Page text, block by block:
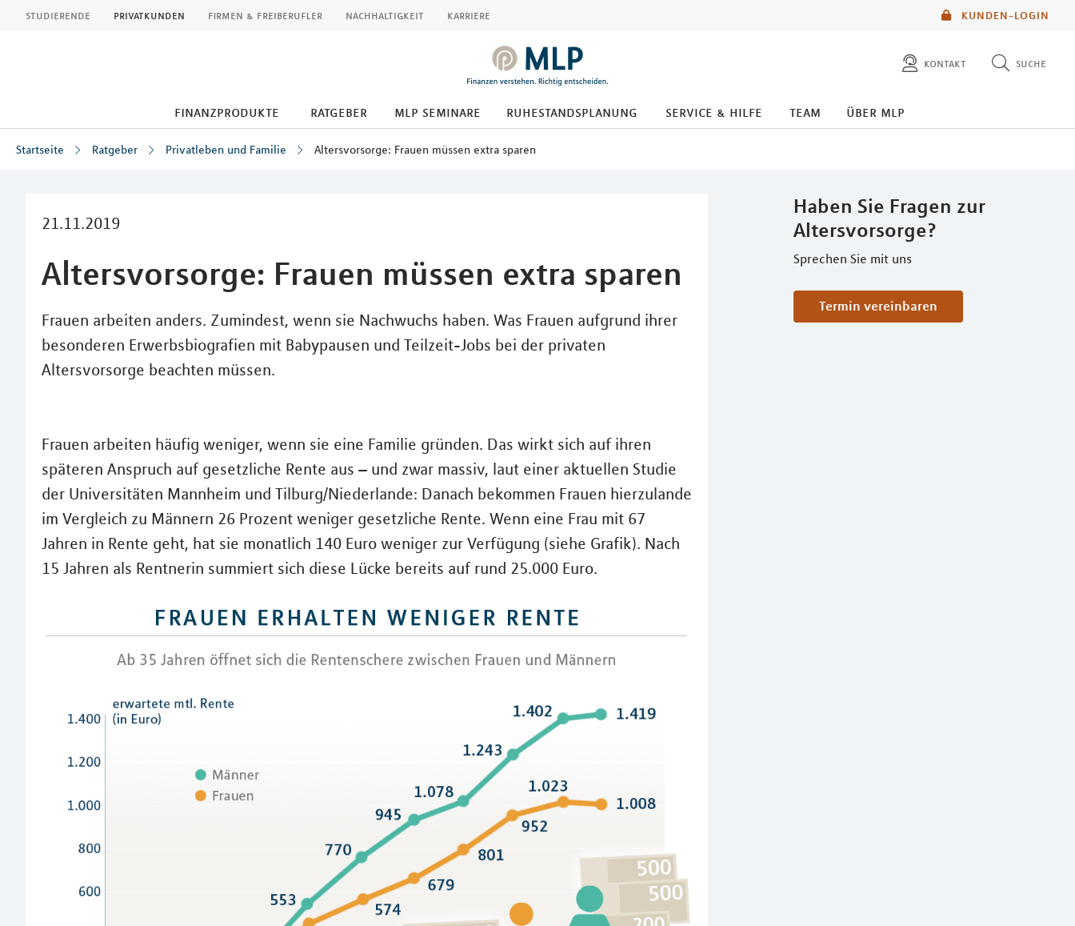
KUNDEN-LOGIN
studierende privatkunden firmen & freiberufler nachhaltigkeit karriere
kontakt suche
diese website durchsuchen
finanzprodukte ratgeber mlp seminare ruhestandsplanung service & hilfe team über mlp
Startseite Ratgeber Privatleben und Familie Altersvorsorge: Frauen müssen extra sparen
21.11.2019
Altersvorsorge: Frauen müssen extra sparen
Frauen arbeiten anders. Zumindest, wenn sie Nachwuchs haben. Was Frauen aufgrund ihrer
besonderen Erwerbsbiografien mit Babypausen und Teilzeit-Jobs bei der privaten
Altersvorsorge beachten müssen.
Haben Sie Fragen zur
Altersvorsorge?
Sprechen Sie mit uns
Termin vereinbaren
Frauen arbeiten häufig weniger, wenn sie eine Familie gründen. Das wirkt sich auf ihren
späteren Anspruch auf gesetzliche Rente aus – und zwar massiv, laut einer aktuellen Studie
der Universitäten Mannheim und Tilburg/Niederlande: Danach bekommen Frauen hierzulande
im Vergleich zu Männern 26 Prozent weniger gesetzliche Rente. Wenn eine Frau mit 67
Jahren in Rente geht, hat sie monatlich 140 Euro weniger zur Verfügung (siehe Grafik). Nach
15 Jahren als Rentnerin summiert sich diese Lücke bereits auf rund 25.000 Euro.